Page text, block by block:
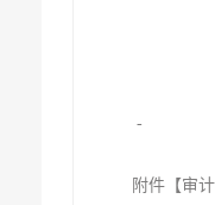
-
附件【审